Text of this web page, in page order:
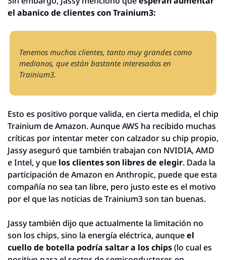
el abanico de clientes con Trainium3:
Tenemos muchos clientes, tanto muy grandes como
medianos, que están bastante interesados en
Trainium3.
Esto es positivo porque valida, en cierta medida, el chip
Trainium de Amazon. Aunque AWS ha recibido muchas
críticas por intentar meter con calzador su chip propio,
Jassy aseguró que también trabajan con NVIDIA, AMD
e Intel, y que los clientes son libres de elegir. Dada la
participación de Amazon en Anthropic, puede que esta
compañía no sea tan libre, pero justo este es el motivo
por el que las noticias de Trainium3 son tan buenas.
Jassy también dijo que actualmente la limitación no
son los chips, sino la energía eléctrica, aunque el
cuello de botella podría saltar a los chips (lo cual es